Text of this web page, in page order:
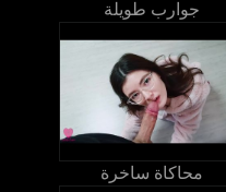
جوارب طويلة
محاكاة ساخرة